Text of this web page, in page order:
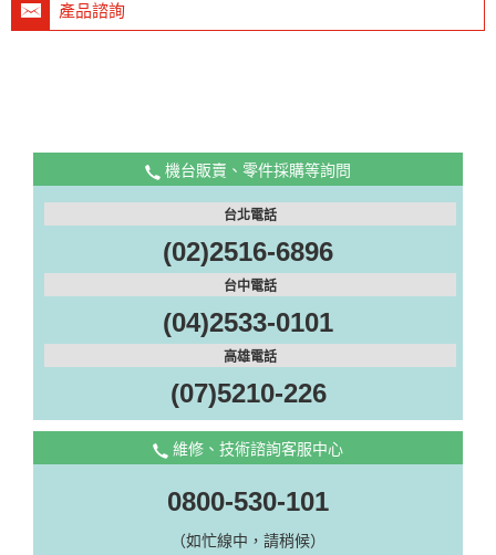
產品諮詢
機台販賣、零件採購等詢問
台北電話
(02)2516-6896
台中電話
(04)2533-0101
高雄電話
(07)5210-226
維修、技術諮詢客服中心
0800-530-101
（如忙線中，請稍候）